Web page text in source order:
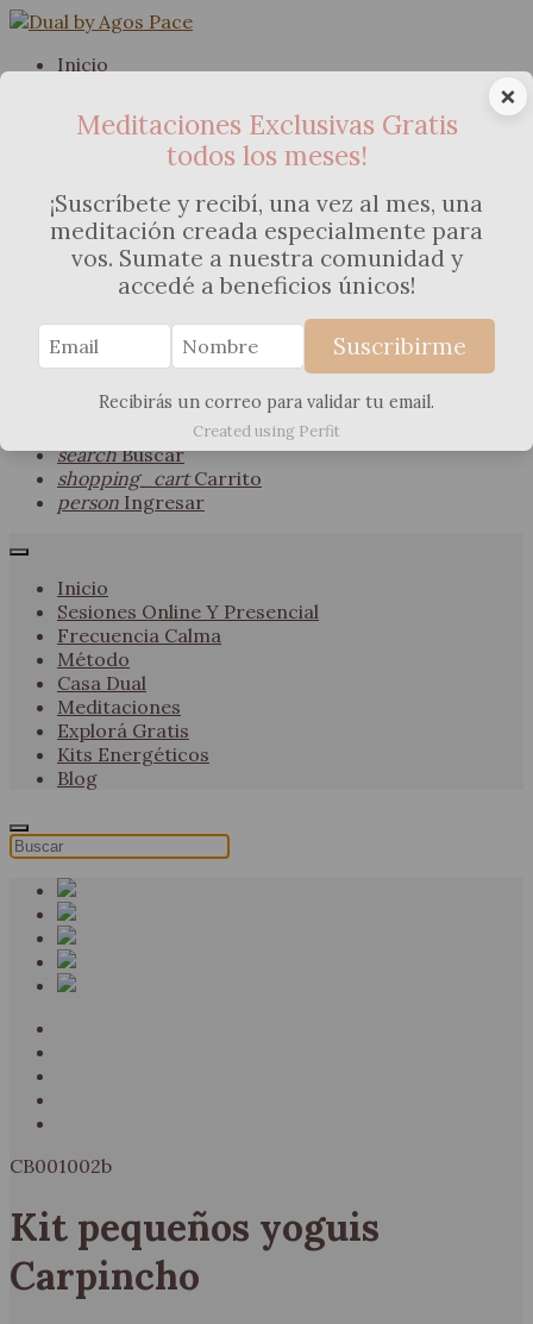
×
Meditaciones Exclusivas Gratis
todos los meses!
¡Suscríbete y recibí, una vez al mes, una
meditación creada especialmente para
vos. Sumate a nuestra comunidad y
accedé a beneficios únicos!
Suscribirme
Recibirás un correo para validar tu email.
Created using Perfit
Inicio
Frecuencia Calma
Método
Explorá Gratis
Kits Energéticos
Blog
Iniciar Sesión shopping_cart
menu Menú
search Buscar
shopping_cart Carrito
person Ingresar
Inicio
Sesiones Online Y Presencial
Frecuencia Calma
Método
Casa Dual
Meditaciones
Explorá Gratis
Kits Energéticos
Blog
CB001002b
Kit pequeños yoguis
Carpincho